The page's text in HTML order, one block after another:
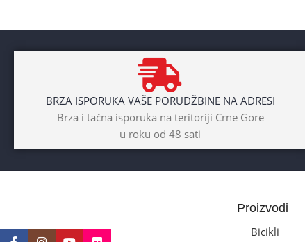
BRAND Cross
Dječaci,Djevojčice,Unisex
BRZA ISPORUKA VAŠE PORUDŽBINE NA ADRESI
Brza i tačna isporuka na teritoriji Crne Gore
u roku od 48 sati
Proizvodi
Bicikli